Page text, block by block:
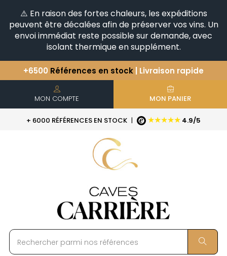
⚠️ En raison des fortes chaleurs, les expéditions
peuvent être décalées afin de préserver vos vins. Un
envoi immédiat reste possible sur demande, avec
isolant thermique en supplément.
Vous avez une question ?
+33(0)345812020
Découvrez notre sélectiond'Horizontales & Verticales
Références en stock | Livraison rapide
MON COMPTE MON PANIER
+ 6000 RÉFÉRENCES EN STOCK | ★★★★★ 4.9/5